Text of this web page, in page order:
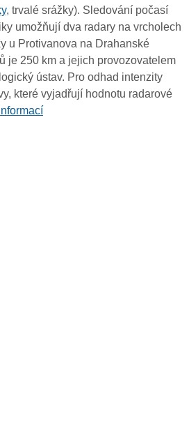
, trvalé srážky). Sledování počasí
umožňují dva radary na vrcholech
u Protivanova na Drahanské
je 250 km a jejich provozovatelem
ústav. Pro odhad intenzity
které vyjadřují hodnotu radarové